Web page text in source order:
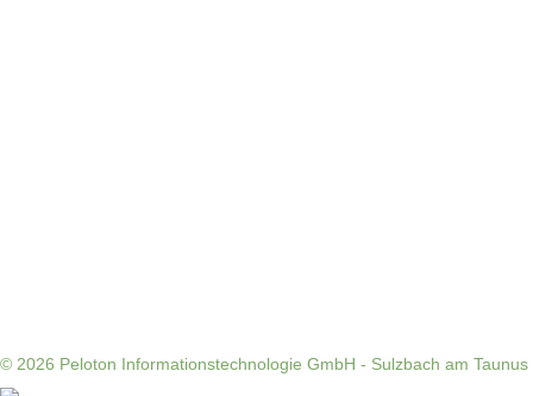
© 2026 Peloton Informationstechnologie GmbH - Sulzbach am Taunus